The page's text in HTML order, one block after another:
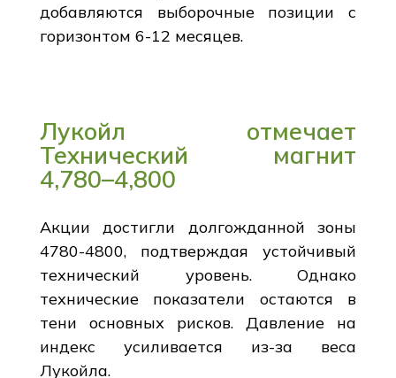
добавляются выборочные позиции с
горизонтом 6-12 месяцев.
Лукойл отмечает
Технический магнит
4,780–4,800
Акции достигли долгожданной зоны
4780-4800, подтверждая устойчивый
технический уровень. Однако
технические показатели остаются в
тени основных рисков. Давление на
индекс усиливается из-за веса
Лукойла.